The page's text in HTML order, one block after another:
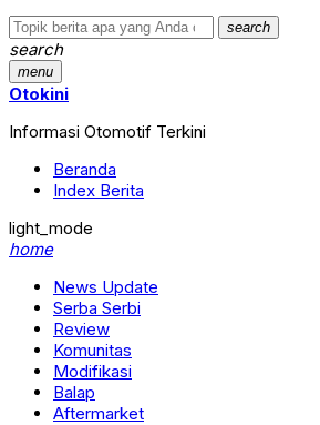
search
search
menu
Otokini
Informasi Otomotif Terkini
Beranda
Index Berita
light_mode
home
News Update
Serba Serbi
Review
Komunitas
Modifikasi
Balap
Aftermarket